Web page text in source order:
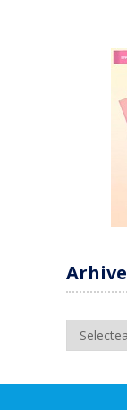
Arhive
Arhive